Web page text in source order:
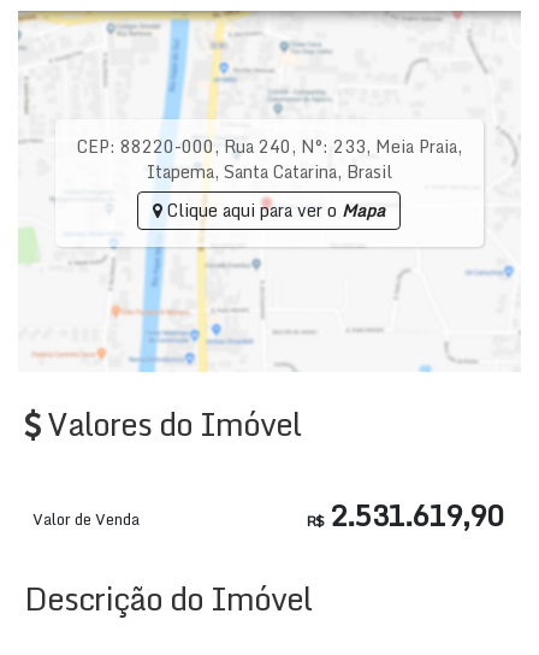
CEP: 88220-000, Rua 240, N°: 233, Meia Praia,
Itapema, Santa Catarina, Brasil
Clique aqui para ver o Mapa
Valores do Imóvel
R$2.531.619,90
Valor de Venda
Descrição do Imóvel